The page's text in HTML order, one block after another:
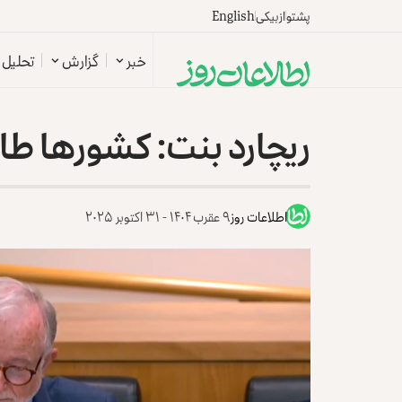
پشتوازبیکیEnglish
خبر گزارش تحلیل
ریچارد بنت: کشورها
اطلاعات روز۹ عقرب ۱۴۰۴ - ۳۱ اکتوبر ۲۰۲۵